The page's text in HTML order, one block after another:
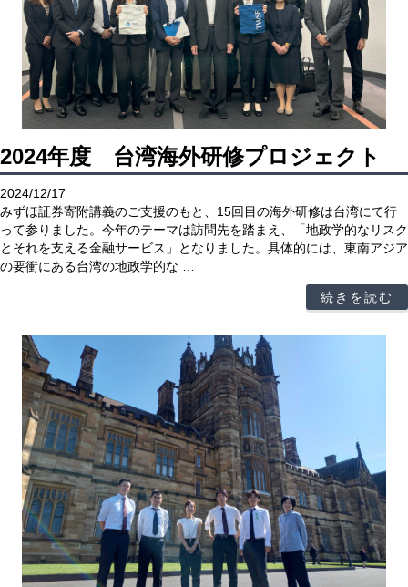
2024年度 台湾海外研修プロジェクト
2024/12/17
みずほ証券寄附講義のご支援のもと、15回目の海外研修は台湾にて行
って参りました。今年のテーマは訪問先を踏まえ、「地政学的なリスク
とそれを支える金融サービス」となりました。具体的には、東南アジア
の要衝にある台湾の地政学的な …
続きを読む